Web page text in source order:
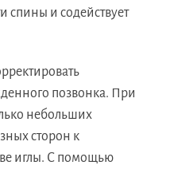
спины и содействует
позвонка. При
небольших
сторон к
иглы. С помощью